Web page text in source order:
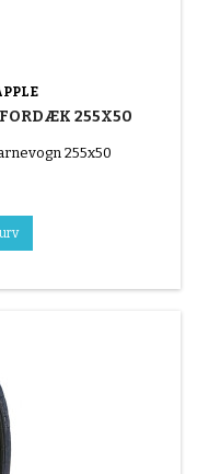
255X50
255x50